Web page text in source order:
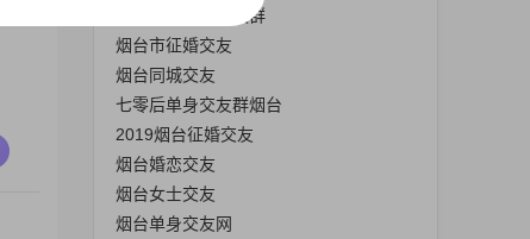
烟台单身征婚聊天群
烟台市征婚交友
烟台同城交友
七零后单身交友群烟台
2019烟台征婚交友
烟台婚恋交友
烟台女士交友
烟台单身交友网